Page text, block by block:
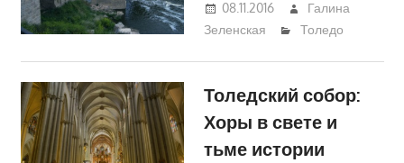
08.11.2016
Галина
Зеленская
Толедо
Толедский собор:
Хоры в свете и
тьме истории